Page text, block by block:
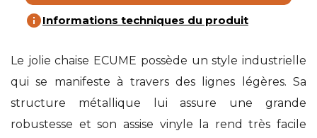
infoInformations techniques du produit
Le jolie chaise ECUME possède un style industrielle
qui se manifeste à travers des lignes légères. Sa
structure métallique lui assure une grande
robustesse et son assise vinyle la rend très facile